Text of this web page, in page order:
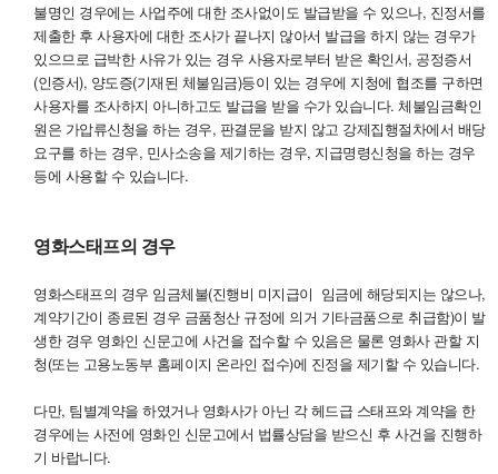
불명인 경우에는 사업주에 대한 조사없이도 발급받을 수 있으나, 진정서를
제출한 후 사용자에 대한 조사가 끝나지 않아서 발급을 하지 않는 경우가
있으므로 급박한 사유가 있는 경우 사용자로부터 받은 확인서, 공정증서
(인증서), 양도증(기재된 체불임금)등이 있는 경우에 지청에 협조를 구하면
사용자를 조사하지 아니하고도 발급을 받을 수가 있습니다. 체불임금확인
원은 가압류신청을 하는 경우, 판결문을 받지 않고 강제집행절차에서 배당
요구를 하는 경우, 민사소송을 제기하는 경우, 지급명령신청을 하는 경우
등에 사용할 수 있습니다.
영화스태프의 경우
영화스태프의 경우 임금체불(진행비 미지급이 임금에 해당되지는 않으나,
계약기간이 종료된 경우 금품청산 규정에 의거 기타금품으로 취급함)이 발
생한 경우 영화인 신문고에 사건을 접수할 수 있음은 물론 영화사 관할 지
청(또는 고용노동부 홈페이지 온라인 접수)에 진정을 제기할 수 있습니다.
다만, 팀별계약을 하였거나 영화사가 아닌 각 헤드급 스태프와 계약을 한
경우에는 사전에 영화인 신문고에서 법률상담을 받으신 후 사건을 진행하
기 바랍니다.